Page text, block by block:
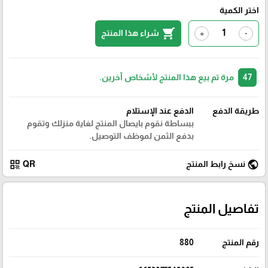
اختر الكمية
-
+
shopping_cart شراء هذا المنتج
مرة تم بيع هذا المنتج لأشخاص آخرين.
طريقة الدفع
الدفع عند الإستلام
ببساطة نقوم بايصال المنتج لغاية منزلك وتقوم
بدفع الثمن لموظف التوصيل.
public نسخ رابط المنتج QR
qr_code
تفاصيل المنتج
رقم المنتج 880